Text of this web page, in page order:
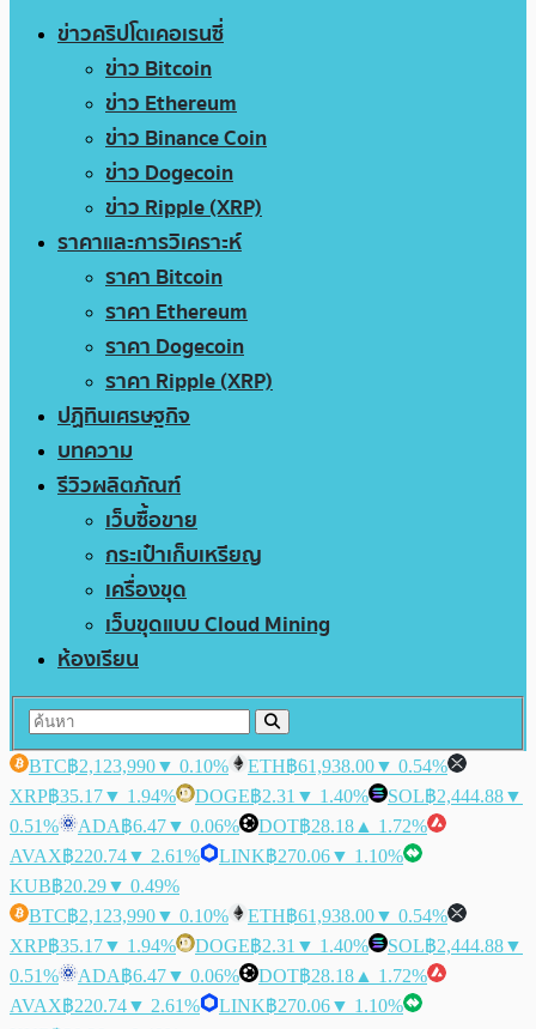
ข่าวคริปโตเคอเรนซี่
ข่าว Bitcoin
ข่าว Ethereum
ข่าว Binance Coin
ข่าว Dogecoin
ข่าว Ripple (XRP)
ราคาและการวิเคราะห์
ราคา Bitcoin
ราคา Ethereum
ราคา Dogecoin
ราคา Ripple (XRP)
ปฏิทินเศรษฐกิจ
บทความ
รีวิวผลิตภัณฑ์
เว็บซื้อขาย
กระเป๋าเก็บเหรียญ
เครื่องขุด
เว็บขุดแบบ Cloud Mining
ห้องเรียน
BTC฿2,123,990▼ 0.10% ETH฿61,938.00▼ 0.54%
XRP฿35.17▼ 1.94% DOGE฿2.31 ▼ 1.40% SOL฿2,444.88▼
0.51%
ADA฿6.47▼ 0.06% DOT฿28.18 ▲ 1.72%
AVAX฿220.74▼ 2.61% LINK฿270.06▼ 1.10%
KUB฿20.29▼ 0.49%
BTC฿2,123,990▼ 0.10% ETH฿61,938.00▼ 0.54%
XRP฿35.17▼ 1.94% DOGE฿2.31 ▼ 1.40% SOL฿2,444.88▼
0.51%
ADA฿6.47▼ 0.06% DOT฿28.18 ▲ 1.72%
AVAX฿220.74▼ 2.61% LINK฿270.06▼ 1.10%